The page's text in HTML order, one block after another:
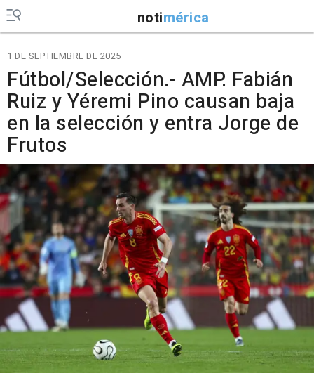
notimérica
1 DE SEPTIEMBRE DE 2025
Fútbol/Selección.- AMP. Fabián
Ruiz y Yéremi Pino causan baja
en la selección y entra Jorge de
Frutos